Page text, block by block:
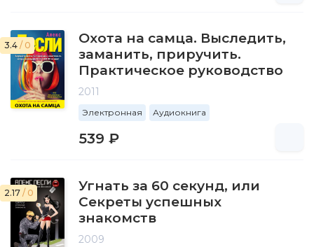
3.4 / 0
Охота на самца. Выследить,
заманить, приручить.
Практическое руководство
2011
Электронная Аудиокнига
539 ₽
2.17 / 0
Угнать за 60 секунд, или
Секреты успешных
знакомств
2009